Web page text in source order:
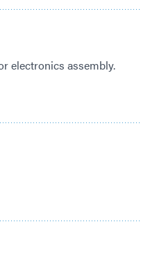
electronics assembly.